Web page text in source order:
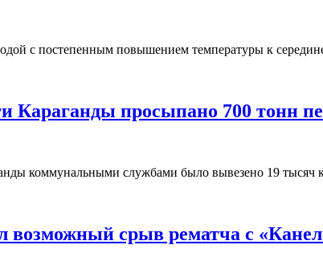
с постепенным повышением температуры к
Караганды просыпано 700 тонн
коммунальными службами было вывезено 19 тысяч
возможный срыв рематча c